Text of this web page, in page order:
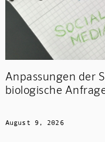
Anpassungen der
biologische
August 9, 2026